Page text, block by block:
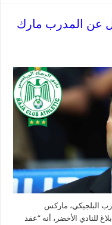
عن المدرب مارك
البلجيكي، ماركس
للنادي الأخضر، أنه “عقد